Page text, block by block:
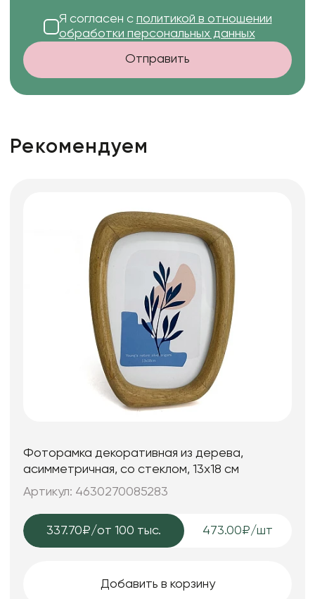
Я согласен с политикой в отношении
обработки персональных данных
Отправить
Рекомендуем
Фоторамка декоративная из дерева,
асимметричная, со стеклом, 13x18 см
Артикул: 4630270085283
337.70₽/от 100 тыс. 473.00₽/шт
Добавить в корзину